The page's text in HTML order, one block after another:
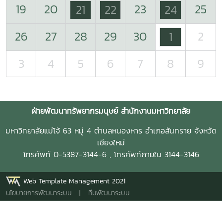
19
20 21 22 23 24
25
26
27 28 29 30 1
2
3
4 5 6 7 8 9
ฝ่ายพัฒนาทรัพยากรมนุษย์ สำนักงานมหาวิทยาลัย
มหาวิทยาลัยแม่โจ้ 63 หมู่ 4 ตำบลหนองหาร อำเภอสันทราย จังหวัด
เชียงใหม่
โทรศัพท์ 0-5387-3144-6 , โทรศัพท์ภายใน 3144-3146
Web Template Management 2021
นโยบายการพัฒนาระบบ | ทีมพัฒนาระบบ